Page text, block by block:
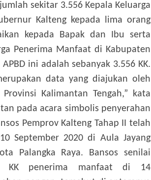
sekitar 3.556 Kepala Keluarga
Kalteng kepada lima orang
kepada Bapak dan Ibu serta
Penerima Manfaat di Kabupaten
ini adalah sebanyak 3.556 KK.
data yang diajukan oleh
Kalimantan Tengah,” kata
pada acara simbolis penyerahan
Pemprov Kalteng Tahap II telah
September 2020 di Aula Jayang
Palangka Raya. Bansos senilai
KK penerima manfaat di 14